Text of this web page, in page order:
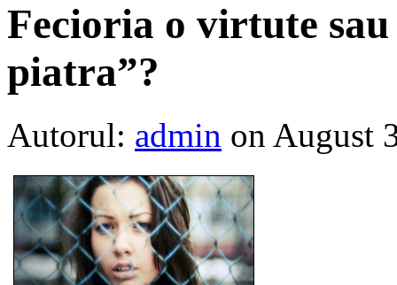
Fecioria o virtute sau
piatra”?
Autorul: admin on August